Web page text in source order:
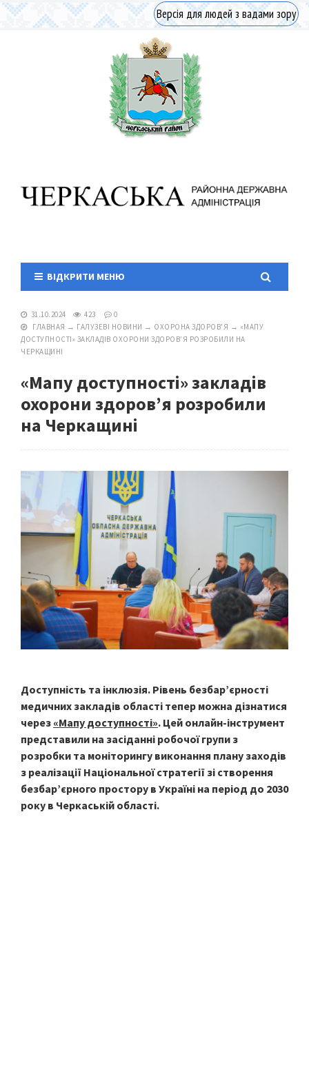
Версія для людей з вадами зору
ВІДКРИТИ МЕНЮ
31.10.2024 423
0
ГЛАВНАЯ → ГАЛУЗЕВІ НОВИНИ → ОХОРОНА ЗДОРОВ'Я → «МАПУ
ДОСТУПНОСТІ» ЗАКЛАДІВ ОХОРОНИ ЗДОРОВ’Я РОЗРОБИЛИ НА
ЧЕРКАЩИНІ
«Мапу доступності» закладів
охорони здоров’я розробили
на Черкащині
Доступність та інклюзія. Рівень безбар’єрності
медичних закладів області тепер можна дізнатися
через «Мапу доступності». Цей онлайн-інструмент
представили на засіданні робочої групи з
розробки та моніторингу виконання плану заходів
з реалізації Національної стратегії зі створення
безбар’єрного простору в Україні на період до 2030
року в Черкаській області.